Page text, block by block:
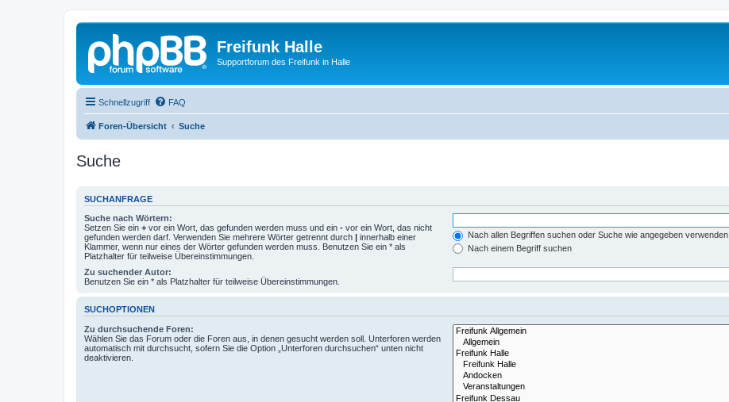
Freifunk Halle
Supportforum des Freifunk in Halle
Schnellzugriff FAQ
Foren-Übersicht Suche
Suche
SUCHANFRAGE
Suche nach Wörtern:
Setzen Sie ein + vor ein Wort, das gefunden werden muss und ein - vor ein Wort, das nicht
gefunden werden darf. Verwenden Sie mehrere Wörter getrennt durch | innerhalb einer
Klammer, wenn nur eines der Wörter gefunden werden muss. Benutzen Sie ein * als
Platzhalter für teilweise Übereinstimmungen.
Nach allen Begriffen suchen oder Suche wie angegeben verwenden
Nach einem Begriff suchen
Zu suchender Autor:
Benutzen Sie ein * als Platzhalter für teilweise Übereinstimmungen.
SUCHOPTIONEN
Zu durchsuchende Foren:
Wählen Sie das Forum oder die Foren aus, in denen gesucht werden soll. Unterforen werden
automatisch mit durchsucht, sofern Sie die Option „Unterforen durchsuchen“ unten nicht
deaktivieren.